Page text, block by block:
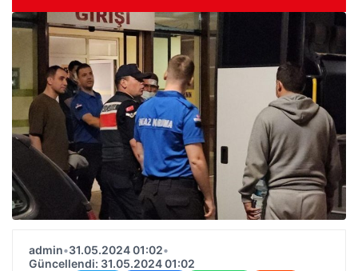
admin•31.05.2024 01:02•
Güncellendi: 31.05.2024 01:02